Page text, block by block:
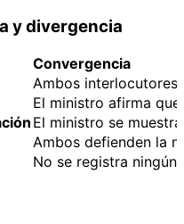
y divergencia
Convergencia
Ambos interlocutores
El ministro afirma
El ministro se
Ambos defienden la
No se registra